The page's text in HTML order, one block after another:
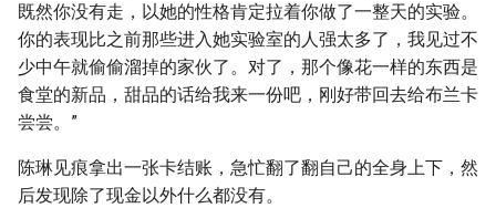
既然你没有走，以她的性格肯定拉着你做了一整天的实验。
你的表现比之前那些进入她实验室的人强太多了，我见过不
少中午就偷偷溜掉的家伙了。对了，那个像花一样的东西是
食堂的新品，甜品的话给我来一份吧，刚好带回去给布兰卡
尝尝。”
陈琳见痕拿出一张卡结账，急忙翻了翻自己的全身上下，然
后发现除了现金以外什么都没有。